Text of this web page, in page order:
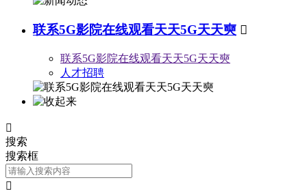
联系5G影院在线观看天天5G天天奭 
联系5G影院在线观看天天5G天天奭
人才招聘

搜索
搜索框
